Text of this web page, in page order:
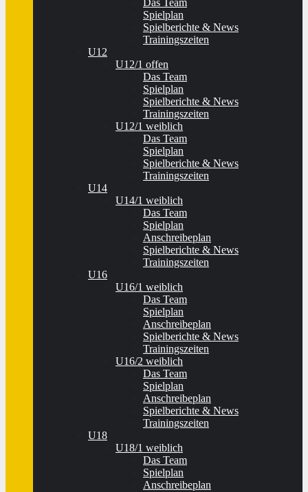
Das Team
Spielplan
Spielberichte & News
Trainingszeiten
U12
U12/1 offen
Das Team
Spielplan
Spielberichte & News
Trainingszeiten
U12/1 weiblich
Das Team
Spielplan
Spielberichte & News
Trainingszeiten
U14
U14/1 weiblich
Das Team
Spielplan
Anschreibeplan
Spielberichte & News
Trainingszeiten
U16
U16/1 weiblich
Das Team
Spielplan
Anschreibeplan
Spielberichte & News
Trainingszeiten
U16/2 weiblich
Das Team
Spielplan
Anschreibeplan
Spielberichte & News
Trainingszeiten
U18
U18/1 weiblich
Das Team
Spielplan
Anschreibeplan